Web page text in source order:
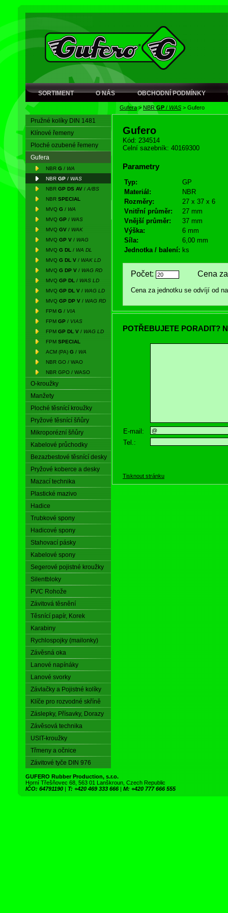
SORTIMENT O NÁS OBCHODNÍ PODMÍNKY
Gufera> NBRGP / WAS > Gufero
Pružné kolíky DIN 1481
Klínové řemeny
Ploché ozubené řemeny
Gufera
NBR G / WA
NBR GP / WAS
NBR GP DS AV / A/BS
NBR SPECIAL
MVQ G / WA
MVQ GP / WAS
MVQ GV / WAK
MVQ GP V / WAG
MVQ G DL / WA DL
MVQ G DL V / WAK LD
MVQ G DP V / WAG RD
MVQ GP DL / WAS LD
MVQ GP DL V / WAG LD
MVQ GP DP V / WAG RD
FPM G / VIA
FPM GP / VIAS
FPM GP DL V / WAG LD
FPM SPECIAL
ACM (PA) G / WA
NBR GO / WAO
NBR GPO / WASO
O-kroužky
Manžety
Ploché těsnící kroužky
Pryžové těsnící šňůry
Mikroporézní šňůry
Kabelové průchodky
Bezazbestové těsnící desky
Pryžové koberce a desky
Mazací technika
Plastické mazivo
Hadice
Trubkové spony
Hadicové spony
Stahovací pásky
Kabelové spony
Segerové pojistné kroužky
Silentbloky
PVC Rohože
Závitová těsnění
Těsnící papír, Korek
Karabiny
Rychlospojky (mailonky)
Závěsná oka
Lanové napínáky
Lanové svorky
Závlačky a Pojistné kolíky
Klíče pro rozvodné skříně
Záslepky, Přísavky, Dorazy
Závěsová technika
USIT-kroužky
Třmeny a očnice
Závitové tyče DIN 976
Gufero
Kód: 234514
Celní sazebník: 40169300
Parametry
Typ:
GP
Materiál:
NBR
Rozměry:
27 x 37 x 6
Vnitřní průměr:
27 mm
Vnější průměr:
37 mm
Výška:
6 mm
Síla:
6,00 mm
Jednotka / balení: ks
Počet: Cena za
Cena za jednotku se odvíjí od
POTŘEBUJETE PORADIT?
E-mail:
Tel.:
Tisknout stránku
GUFERO Rubber Production, s.r.o.
Horní Třešňovec 68, 563 01 Lanškroun, Czech Republic
IČO: 64791190 | T: +420 469 333 666 | M: +420 777 666 555